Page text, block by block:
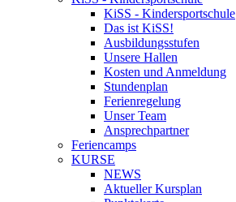
KiSS - Kindersportschule
Das ist KiSS!
Ausbildungsstufen
Unsere Hallen
Kosten und Anmeldung
Stundenplan
Ferienregelung
Unser Team
Ansprechpartner
Feriencamps
KURSE
NEWS
Aktueller Kursplan